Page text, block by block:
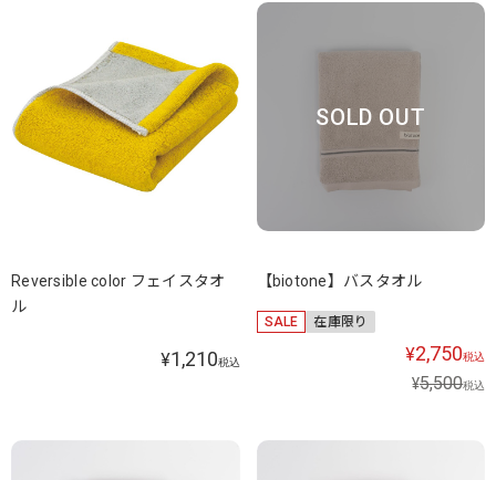
Reversible color フェイスタオ
ル
¥1,210税込
SOLD OUT
【biotone】バスタオル
SALE 在庫限り
¥2,750税込
¥5,500税込